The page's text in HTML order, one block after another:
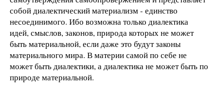
собой диалектический материализм - единство
несоединимого. Ибо возможна только диалектика
идей, смыслов, законов, природа которых не может
быть материальной, если даже это будут законы
материального мира. В материи самой по себе не
может быть диалектики, а диалектика не может быть по
природе материальной.